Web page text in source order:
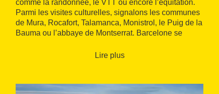
comme la randonnée, le VTT ou encore l’équitation.
Parmi les visites culturelles, signalons les communes
de Mura, Rocafort, Talamanca, Monistrol, le Puig de la
Bauma ou l’abbaye de Montserrat. Barcelone se
Lire plus